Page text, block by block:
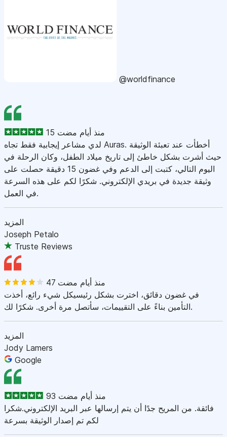
@worldfinance
15 منذ أيام مضت
لدي مشاعر إيجابية فقط تجاه Auras. أخطأت عند تعبئة الوثيقة
حيث أشرت بشكل خاطئ إلى تاريخ ميلاد الطفل، وكان الرحلة في
اليوم التالي، كتبت إلى الدعم وفي غضون 15 دقيقة حصلت على
وثيقة جديدة في بريدي الإلكتروني. شكرًا لكم على هذه السرعة
في العمل.
المزيد
Joseph Petalo
Truste Reviews
47 منذ أيام مضت
في غضون دقائق، اخترت بشكل رئيسيكل شيء رائع، أخذت
التأمين بناءً على التقييمات، سأتصل مرة أخرى. شكرًا لك.
المزيد
Jody Lamers
Google
93 منذ أيام مضت
فائقة. من المريح جدًا أن يتم إرسالها عبر البريد الإلكتروني.شكرا
لكم تم إصدار الوثيقة بسرعة